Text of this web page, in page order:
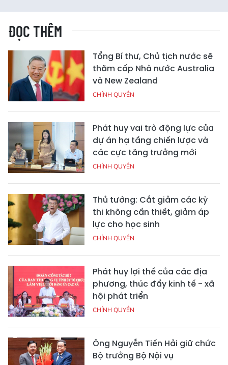
ĐỌC THÊM
Tổng Bí thư, Chủ tịch nước sẽ
thăm cấp Nhà nước Australia
và New Zealand
CHÍNH QUYỀN
Phát huy vai trò động lực của
dự án hạ tầng chiến lược và
các cực tăng trưởng mới
CHÍNH QUYỀN
Thủ tướng: Cắt giảm các kỳ
thi không cần thiết, giảm áp
lực cho học sinh
CHÍNH QUYỀN
Phát huy lợi thế của các địa
phương, thúc đẩy kinh tế - xã
hội phát triển
CHÍNH QUYỀN
Ông Nguyễn Tiến Hải giữ chức
Bộ trưởng Bộ Nội vụ